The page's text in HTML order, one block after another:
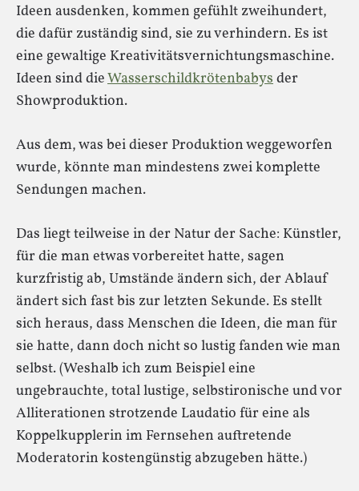
Ideen ausdenken, kommen gefühlt zweihundert,
die dafür zuständig sind, sie zu verhindern. Es ist
eine gewaltige Kreativitätsvernichtungsmaschine.
Ideen sind dieWasserschildkrötenbabysder
Showproduktion.
Aus dem, was bei dieser Produktion weggeworfen
wurde, könnte man mindestens zwei komplette
Sendungen machen.
Das liegt teilweise in der Natur der Sache: Künstler,
für die man etwas vorbereitet hatte, sagen
kurzfristig ab, Umstände ändern sich, der Ablauf
ändert sich fast bis zur letzten Sekunde. Es stellt
sich heraus, dass Menschen die Ideen, die man für
sie hatte, dann doch nicht so lustig fanden wie man
selbst. (Weshalb ich zum Beispiel eine
ungebrauchte, total lustige, selbstironische und vor
Alliterationen strotzende Laudatio für eine als
Koppelkupplerin im Fernsehen auftretende
Moderatorin kostengünstig abzugeben hätte.)